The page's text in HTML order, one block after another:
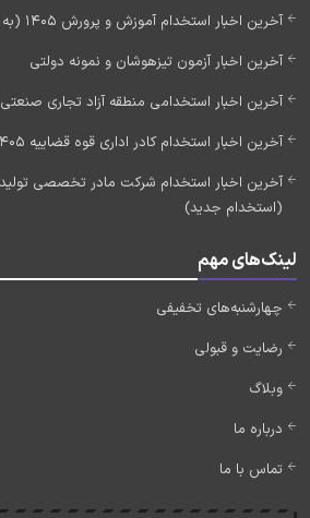
آخرین اخبار استخدام آموزش و پرورش 1405 (به زودی)
آخرین اخبار آزمون تیزهوشان و نمونه دولتی
آخرین اخبار استخدامی منطقه آزاد تجاری صنعتی 1405
آخرین اخبار استخدام کادر اداری قوه قضاییه 1405 (به زودی)
(استخدام جدید)
لینک‌های مهم
چهارشنبه‌های تخفیفی
رضایت و قبولی
وبلاگ
درباره ما
تماس با ما